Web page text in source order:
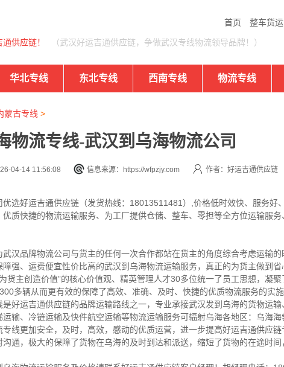
首页 整车货运
供应链！ （武汉好运吉通供应链，争做武汉专线物流领导品牌！）
华北专线 东北专线 西南专线 物流专线
蒙古专线 >
物流专线-武汉到乌海物流公司
04-14 11:56:08 信息来源：https://wfpzjy.com 作者：好运吉通供应链
选好运吉通供应链（发货热线：18013511481）,价格低时效快、服务好
优质快捷的物流运输服务、为工厂提供仓储、整车、零担等全方位运输服
汉品牌物流公司与货主的任何一次合作都站在货主的角度综合考虑运输
强、运费便宜性价比高的武汉到乌海物流运输服务，真正的为货主做到
货主创造价值”的核心价值观、精英管理人才30多位统一了员工思想，凝
多辆从而更有效的保障了高效、准确、及时、快捷的优质物流服务的实施
好运吉通供应链的品牌运输路线之一，专业承接武汉发到乌海的货物运
输、冷链运输及快件航空运输等物流运输服务可辐射乌海各地区：乌海
线更加安全，及时，高效，感动的优质运营，进一步提高好运吉通供应
通，极大的保障了货物在乌海的及时到达和派送，缩短了货物的在途时间